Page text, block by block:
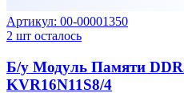
Артикул: 00-00001350
2 шт осталось
Б/у Модуль Памяти
KVR16N11S8/4